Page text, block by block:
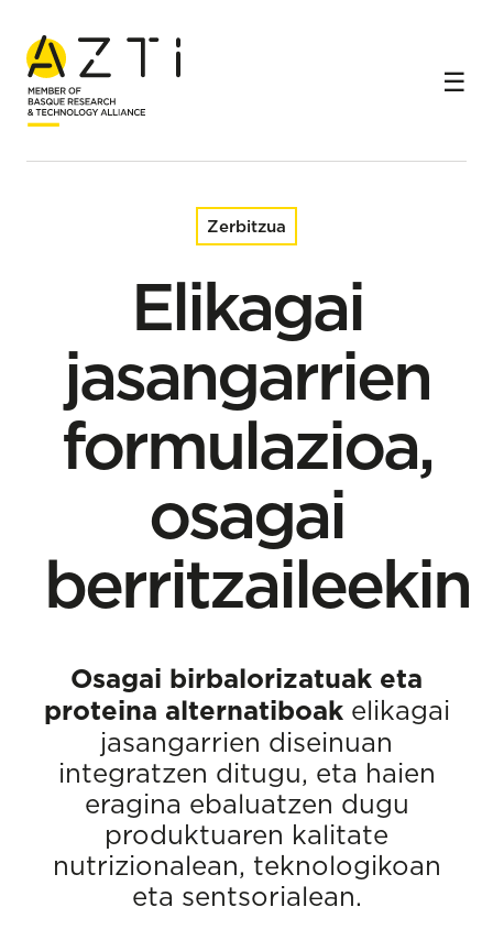
Hasiera Zerbitzuak
Elikagai jasangarrien formulazioa, osagai berritzaileekin
Zerbitzua
Elikagai
jasangarrien
formulazioa,
osagai
berritzaileekin
Osagai birbalorizatuak eta
proteina alternatiboakelikagai
jasangarrien diseinuan
integratzen ditugu, eta haien
eragina ebaluatzen dugu
produktuaren kalitate
nutrizionalean, teknologikoan
eta sentsorialean.